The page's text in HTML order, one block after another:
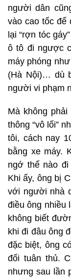
người dân
vào cao tốc
lại “rợn tóc
ô tô đi ngược
máy phóng
(Hà Nội)… dù
người vi phạm
Mà không
thông “vô lối”
tôi, cách nay
bằng xe máy.
ngớ thế nào
Khi ấy, ông bị
với người nhà
điều ông nhiều
không biết
khi đi đâu ông
đặc biệt, ông
đối tuân thủ.
nhưng sau lần